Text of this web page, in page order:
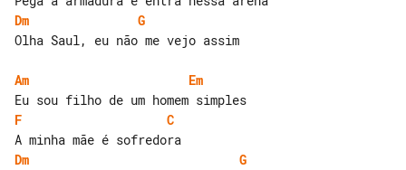
Dm
G
Olha Saul, eu não me vejo assim
Am
Em
F
C
Dm
G